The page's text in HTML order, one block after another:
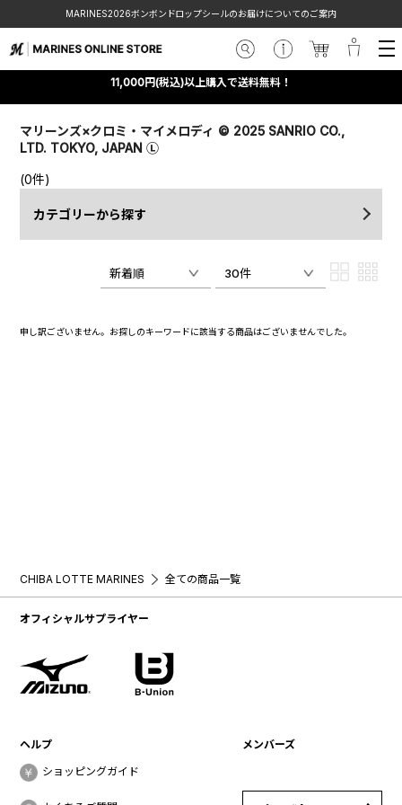
MARINES2026ボンボンドロップシールのお届けについてのご案内
11,000円(税込)以上購入で送料無料！
マリーンズ×クロミ・マイメロディ © 2025 SANRIO CO.,
LTD. TOKYO, JAPAN Ⓛ
(0件)
カテゴリーから探す
新着順 30件
申し訳ございません。お探しのキーワードに該当する商品はございませんでした。
CHIBA LOTTE MARINES 全ての商品一覧
オフィシャルサプライヤー
ヘルプ
ショッピングガイド
メンバーズ